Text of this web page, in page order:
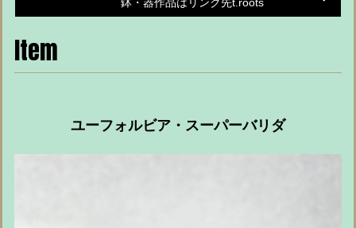
Item
ユーフォルビア・スーパーバリダ